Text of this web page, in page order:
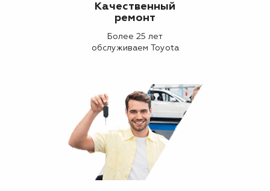
Качественный
ремонт
Более 25 лет
обслуживаем Toyota